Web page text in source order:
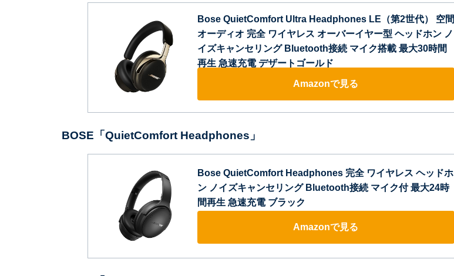
Bose QuietComfort Ultra Headphones LE（第2世代） 空間
オーディオ 完全 ワイヤレス オーバーイヤー型 ヘッドホン ノ
イズキャンセリング Bluetooth接続 マイク搭載 最大30時間
再生 急速充電 デザートゴールド
Amazonで見る
BOSE「QuietComfort Headphones」
Bose QuietComfort Headphones 完全 ワイヤレス ヘッドホ
ン ノイズキャンセリング Bluetooth接続 マイク付 最大24時
間再生 急速充電 ブラック
Amazonで見る